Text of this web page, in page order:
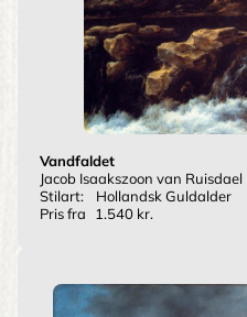
Vandfaldet
Jacob Isaakszoon van Ruisdael
Stilart:
Hollandsk Guldalder
Pris fra
1.540 kr.